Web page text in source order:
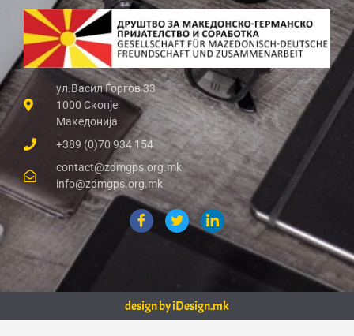
ул.Васил Ѓоргов 33
1000 Скопје
Македонија
+389 (0)70 934 154
contact@zdmgps.org.mk
info@zdmgps.org.mk
design by iDesign.mk